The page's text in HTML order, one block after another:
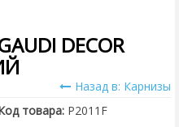
DECOR
Назад в: Карнизы
товара: P2011F